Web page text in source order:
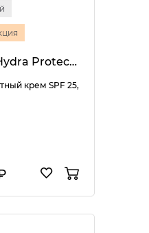
Forever Young Hydra Protective Day Cream SPF 25
крем SPF 25,